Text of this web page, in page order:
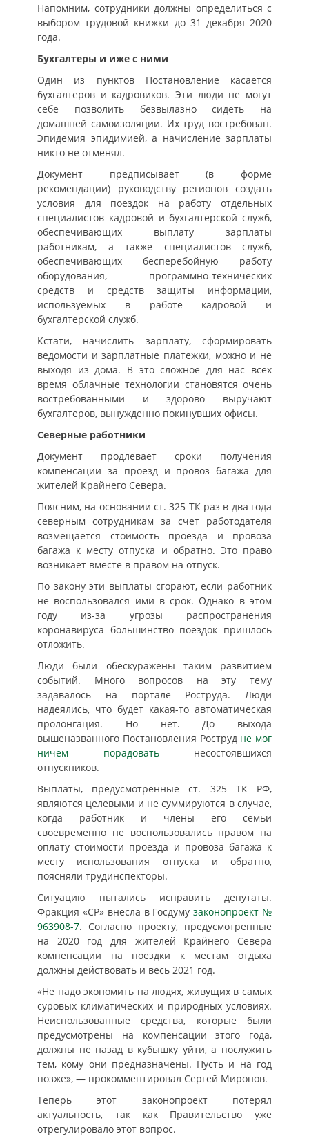
Напомним, сотрудники должны определиться с
выбором трудовой книжки до 31 декабря 2020
года.
Бухгалтеры и иже с ними
Один из пунктов Постановление касается
бухгалтеров и кадровиков. Эти люди не могут
себе позволить безвылазно сидеть на
домашней самоизоляции. Их труд востребован.
Эпидемия эпидимией, а начисление зарплаты
никто не отменял.
Документ предписывает (в форме
рекомендации) руководству регионов создать
условия для поездок на работу отдельных
специалистов кадровой и бухгалтерской служб,
обеспечивающих выплату зарплаты
работникам, а также специалистов служб,
обеспечивающих бесперебойную работу
оборудования, программно-технических
средств и средств защиты информации,
используемых в работе кадровой и
бухгалтерской служб.
Кстати, начислить зарплату, сформировать
ведомости и зарплатные платежки, можно и не
выходя из дома. В это сложное для нас всех
время облачные технологии становятся очень
востребованными и здорово выручают
бухгалтеров, вынужденно покинувших офисы.
Северные работники
Документ продлевает сроки получения
компенсации за проезд и провоз багажа для
жителей Крайнего Севера.
Поясним, на основании ст. 325 ТК раз в два года
северным сотрудникам за счет работодателя
возмещается стоимость проезда и провоза
багажа к месту отпуска и обратно. Это право
возникает вместе в правом на отпуск.
По закону эти выплаты сгорают, если работник
не воспользовался ими в срок. Однако в этом
году из-за угрозы распространения
коронавируса большинство поездок пришлось
отложить.
Люди были обескуражены таким развитием
событий. Много вопросов на эту тему
задавалось на портале Роструда. Люди
надеялись, что будет какая-то автоматическая
пролонгация. Но нет. До выхода
вышеназванного Постановления Роструд не мог
ничем порадоватьнесостоявшихся
отпускников.
Выплаты, предусмотренные ст. 325 ТК РФ,
являются целевыми и не суммируются в случае,
когда работник и члены его семьи
своевременно не воспользовались правом на
оплату стоимости проезда и провоза багажа к
месту использования отпуска и обратно,
поясняли трудинспекторы.
Ситуацию пытались исправить депутаты.
Фракция «СР» внесла в Госдумузаконопроект №
963908-7. Согласно проекту, предусмотренные
на 2020 год для жителей Крайнего Севера
компенсации на поездки к местам отдыха
должны действовать и весь 2021 год.
«Не надо экономить на людях, живущих в самых
суровых климатических и природных условиях.
Неиспользованные средства, которые были
предусмотрены на компенсации этого года,
должны не назад в кубышку уйти, а послужить
тем, кому они предназначены. Пусть и на год
позже», — прокомментировал Сергей Миронов.
Теперь этот законопроект потерял
актуальность, так как Правительство уже
отрегулировало этот вопрос.